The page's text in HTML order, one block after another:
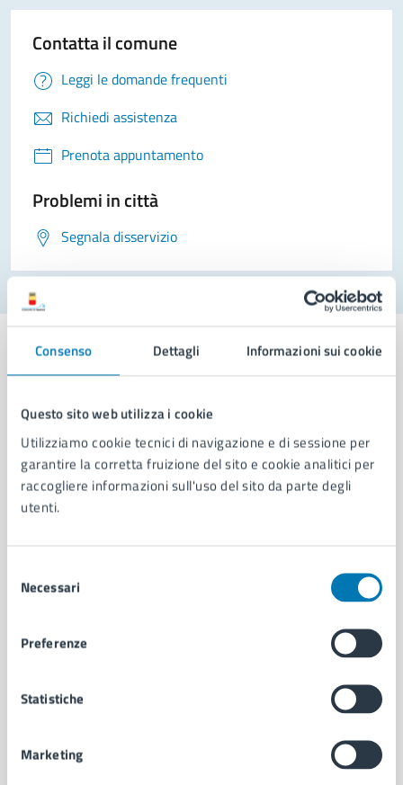
Consenso Dettagli Informazioni sui cookie
Questo sito web utilizza i cookie
Utilizziamo cookie tecnici di navigazione e di sessione per
garantire la corretta fruizione del sito e cookie analitici per
raccogliere informazioni sull'uso del sito da parte degli
utenti.
delNecessari
Preferenze
Statistiche
Marketing
Contatta il comune
Leggi le domande frequenti
Richiedi assistenza
Prenota appuntamento
Problemi in città
Segnala disservizio
Comune di Napoli
AMMINISTRAZIONE
Aree amministrative
Organi di governo
Enti e fondazioni
Documenti e dati
Ambiente